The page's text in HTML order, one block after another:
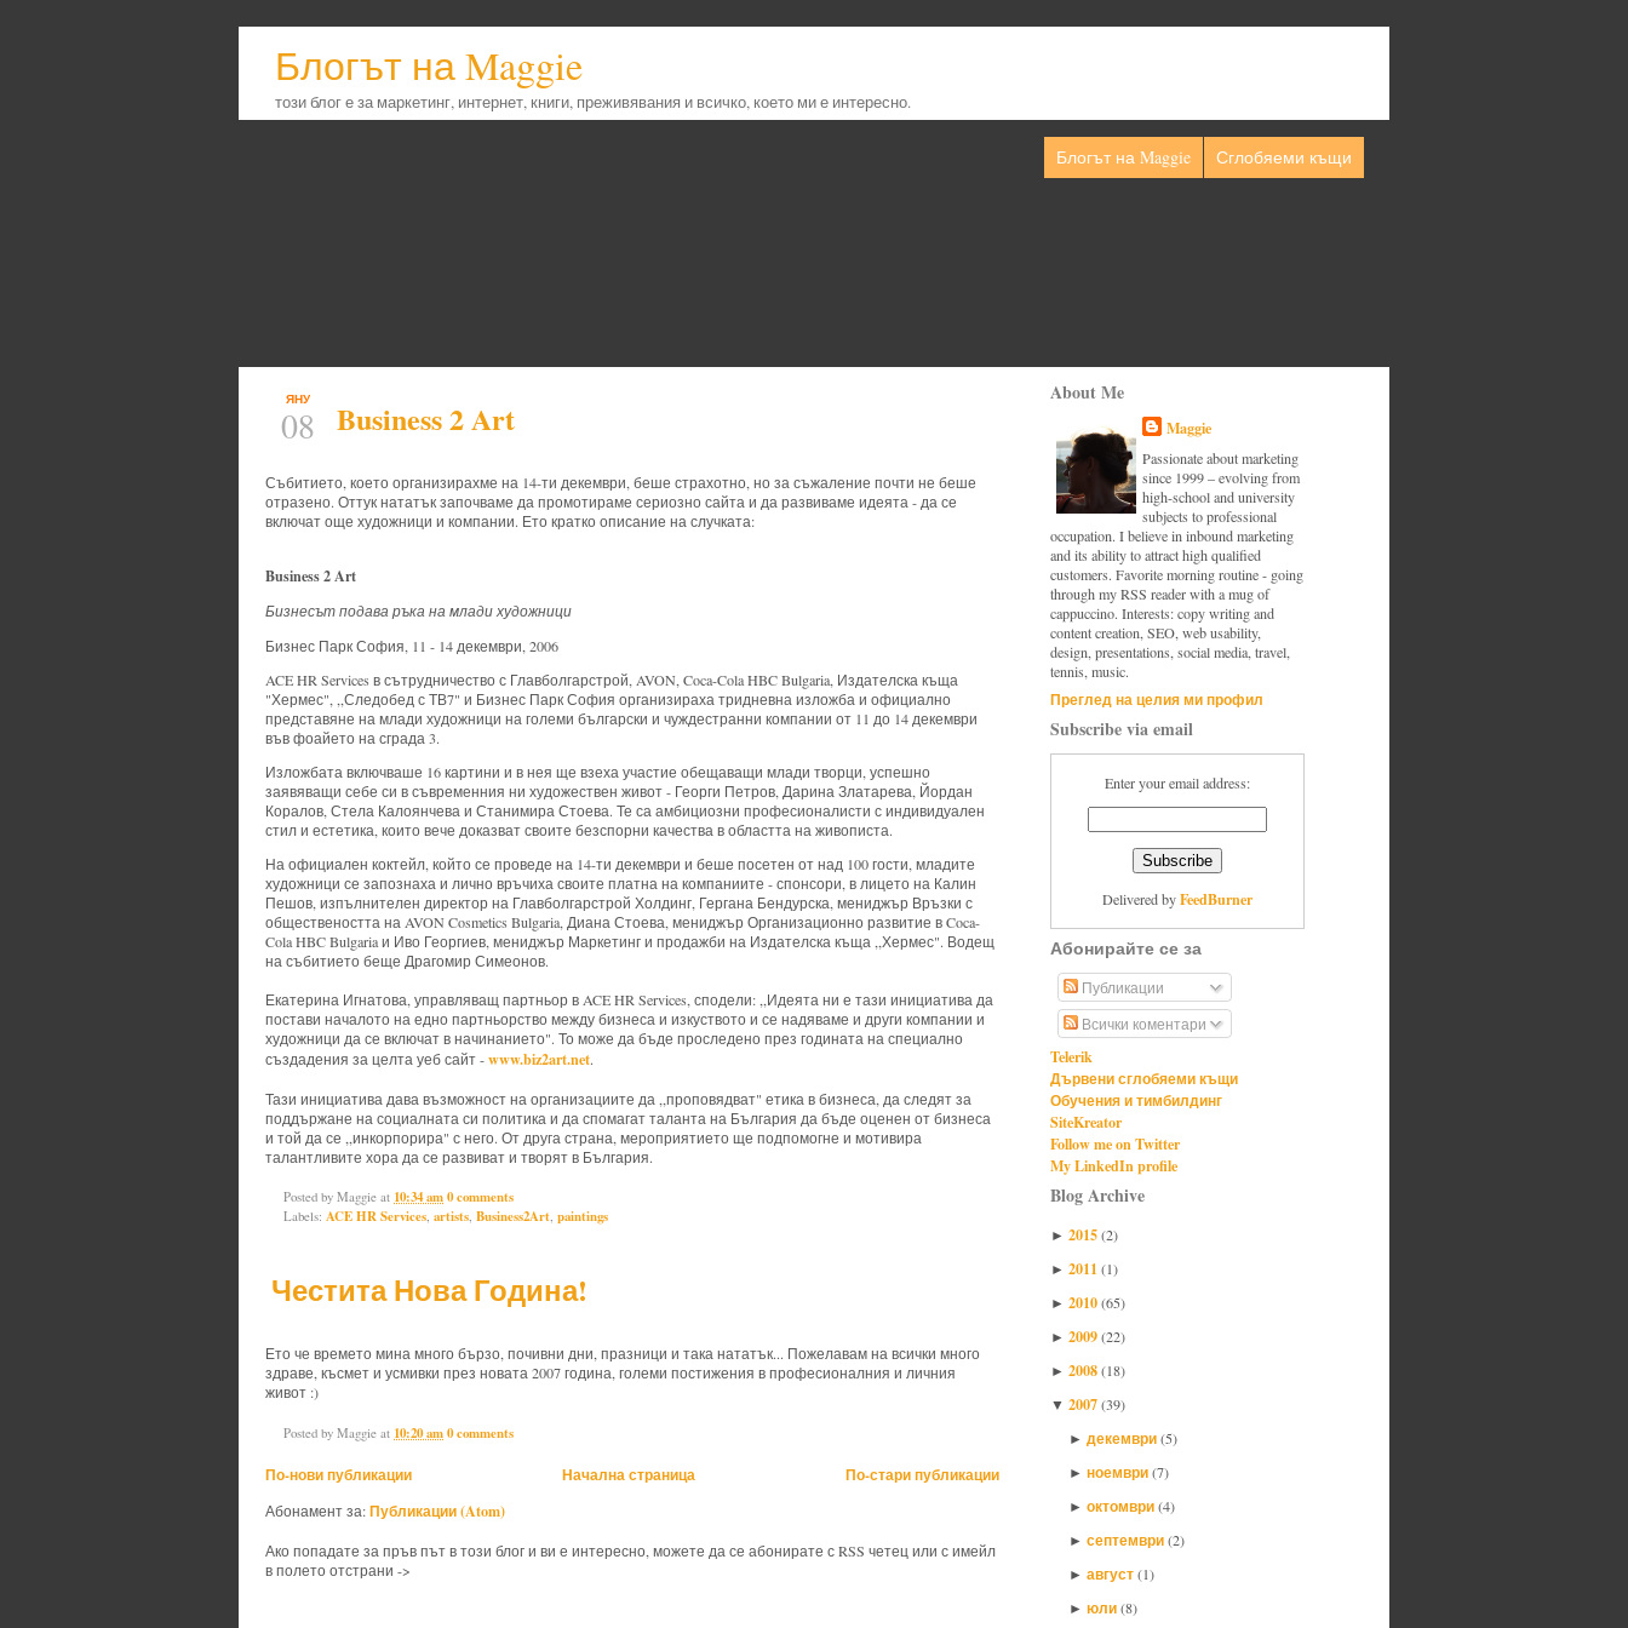
Блогът на Maggie
този блог е за маркетинг, интернет, книги, преживявания и всичко, което ми е интересно.
Блогът на Maggie Сглобяеми къщи
ЯНУ
08 Business 2 Art
Събитието, което организирахме на 14-ти декември, беше страхотно, но за съжаление почти не беше
отразено. Оттук нататък започваме да промотираме сериозно сайта и да развиваме идеята - да се
включат още художници и компании. Ето кратко описание на случката:
Business 2 Art
Бизнесът подава ръка на млади художници
Бизнес Парк София, 11 - 14 декември, 2006
ACEHR Services в сътрудничество с Главболгарстрой, AVON, Coca-Cola HBC Bulgaria, Издателска къща
"Хермес", ,,Следобед с ТВ7" и Бизнес Парк София организираха тридневна изложба и официално
представяне на млади художници на големи български и чуждестранни компании от 11 до 14 декември
във фоайето на сграда 3.
Изложбата включваше 16 картини и в нея ще взеха участие обещаващи млади творци, успешно
заявяващи себе си в съвременния ни художествен живот - Георги Петров, Дарина Златарева, Йордан
Коралов, Стела Калоянчева и Станимира Стоева. Те са амбициозни професионалисти с индивидуален
стил и естетика, които вече доказват своите безспорни качества в областта на живописта.
На официален коктейл, който се проведе на 14-ти декември и беше посетен от над 100 гости, младите
художници се запознаха и лично връчиха своите платна на компаниите - спонсори, в лицето на Калин
Пешов, изпълнителен директор на Главболгарстрой Холдинг, Гергана Бендурска, мениджър Връзки с
обществеността на AVONCosmetics Bulgaria, Диана Стоева, мениджър Организационно развитие вCoca-
Cola HBC Bulgariaи Иво Георгиев, мениджър Маркетинг и продажби на Издателска къща ,,Хермес". Водещ
на събитието беще Драгомир Симеонов.
Екатерина Игнатова, управляващ партньор в ACE HR Services, сподели: ,,Идеята ни е тази инициатива да
постави началото на едно партньорство между бизнеса и изкуството и се надяваме и други компании и
художници да се включат в начинанието". То може да бъде проследено през годината на специално
създадения за целта уеб сайт -www.biz2art.net.
Тази инициатива дава възможност на организациите да ,,проповядват" етика в бизнеса, да следят за
поддържане на социалната си политика и да спомагат таланта на България да бъде оценен от бизнеса
и той да се ,,инкорпорира" с него. От друга страна, мероприятието ще подпомогне и мотивира
талантливите хора да се развиват и творят в България.
Posted by Maggie at 10:34 am0 comments
Labels: ACE HR Services, artists, Business2Art, paintings
Честита Нова Година!
Ето че времето мина много бързо, почивни дни, празници и така нататък... Пожелавам на всички много
здраве, късмет и усмивки през новата 2007 година, големи постижения в професионалния и личния
живот :)
Posted by Maggie at 10:20 am0 comments
По-нови публикации По-стари публикации
Начална страница
Абонамент за:Публикации (Atom)
Ако попадате за пръв път в този блог и ви е интересно, можете да се абонирате с RSS четец или с имейл
в полето отстрани ->
About Me
Maggie
Passionate about marketing
since 1999 – evolving from
high-school and university
subjects to professional
occupation. I believe in inbound marketing
and its ability to attract high qualified
customers. Favorite morning routine - going
through my RSS reader with a mug of
cappuccino. Interests: copy writing and
content creation, SEO, web usability,
design, presentations, social media, travel,
tennis, music.
Преглед на целия ми профил
Subscribe via email
Enter your email address:
Delivered byFeedBurner
Абонирайте се за
Публикации
Всички коментари
Telerik
Дървени сглобяеми къщи
Обучения и тимбилдинг
SiteKreator
Follow me on Twitter
My LinkedIn profile
Blog Archive
► 2015(2)
► 2011(1)
► 2010(65)
► 2009(22)
► 2008(18)
▼ 2007(39)
► декември(5)
► ноември(7)
► октомври(4)
► септември(2)
► август(1)
► юли(8)